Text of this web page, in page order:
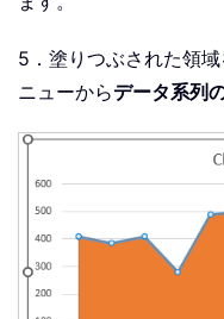
5．塗りつぶされた領
ニューからデータ系列